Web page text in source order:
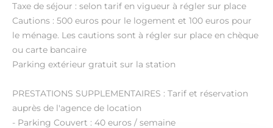
Taxe de séjour : selon tarif en vigueur à régler sur place
Cautions : 500 euros pour le logement et 100 euros pour
le ménage. Les cautions sont à régler sur place en chèque
ou carte bancaire
Parking extérieur gratuit sur la station
PRESTATIONS SUPPLEMENTAIRES : Tarif et réservation
auprès de l'agence de location
- Parking Couvert : 40 euros / semaine